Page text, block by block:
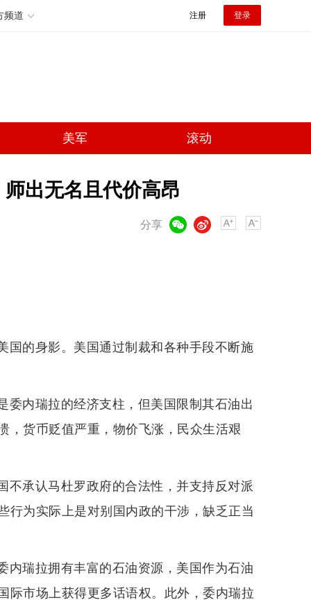
频道 注册 登录
美军 滚动
出无名且代价高昂
分享
微博
国的身影。美国通过制裁和各种手段不断施
委内瑞拉的经济支柱，但美国限制其石油出
，货币贬值严重，物价飞涨，民众生活艰
不承认马杜罗政府的合法性，并支持反对派
行为实际上是对别国内政的干涉，缺乏正当
内瑞拉拥有丰富的石油资源，美国作为石油
际市场上获得更多话语权。此外，委内瑞拉